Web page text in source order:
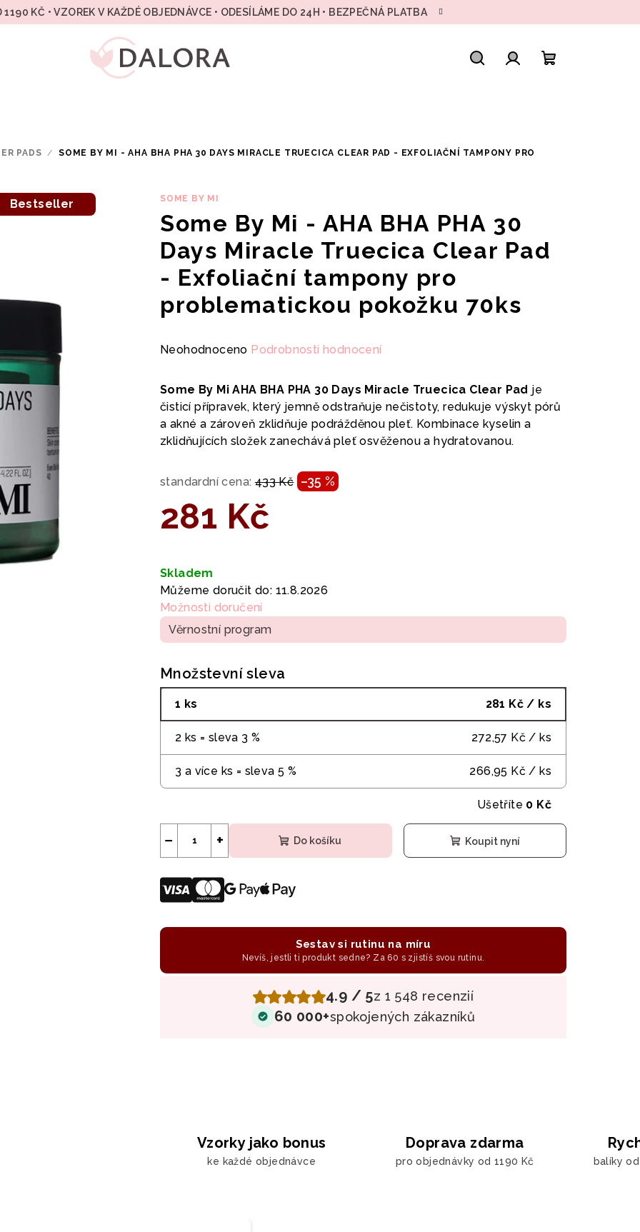
1190 KČ • VZOREK V KAŽDÉ OBJEDNÁVCE • ODESÍLÁME DO 24H • BEZPEČNÁ PLATBA
PADS /
SOME BY MI - AHA BHA PHA 30 DAYS MIRACLE TRUECICA CLEAR PAD - EXFOLIAČNÍ TAMPONY PRO
SOME BY MI
Some By Mi - AHA BHA PHA 30
Days Miracle Truecica Clear Pad
- Exfoliační tampony pro
problematickou pokožku 70ks
Průměrné
produktu
je
0,0
Neohodnoceno Podrobnosti hodnocení
Some By Mi AHA BHA PHA 30 Days Miracle Truecica Clear Pad je
čisticí přípravek, který jemně odstraňuje nečistoty, redukuje výskyt pórů
a akné a zároveň zklidňuje podrážděnou pleť. Kombinace kyselin a
zklidňujících složek zanechává pleť osvěženou a hydratovanou.
standardní cena: 433 Kč –35 %
281 Kč
cena:
Skladem
Můžeme doručit do: 11.8.2026
Možnosti doručení
Věrnostní program
Množstevní sleva
1 ks 281 Kč / ks
2 ks = sleva 3 % 272,57 Kč / ks
3 a více ks = sleva 5 % 266,95 Kč / ks
Ušetříte 0 Kč
+
− Do košíku Koupit nyní
Sestav si rutinu na míru
Nevíš, jestli ti produkt sedne? Za 60 s zjistíš svou rutinu.
4.9 / 5z 1 548 recenzií
60 000+spokojených zákazníků
Bestseller
Vzorky jako bonus
ke každé objednávce
Doprava zdarma
pro objednávky od 1190 Kč balíky